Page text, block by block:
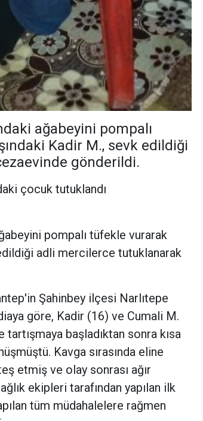
ağabeyini pompalı
Kadir M., sevk edildiği
gönderildi.
çocuk tutuklandı
pompalı tüfekle vurarak
adli mercilerce tutuklanarak
Şahinbey ilçesi Narlıtepe
göre, Kadir (16) ve Cumali M.
başladıktan sonra kısa
Kavga sırasında eline
etmiş ve olay sonrası ağır
ekipleri tarafından yapılan ilk
tüm müdahalelere rağmen